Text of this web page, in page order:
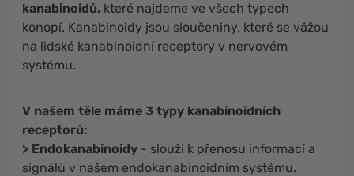
kanabinoidů, které najdeme ve všech typech
konopí. Kanabinoidy jsou sloučeniny, které se vážou
na lidské kanabinoidní receptory v nervovém
systému.
V našem těle máme 3 typy kanabinoidních
receptorů:
> Endokanabinoidy - slouží k přenosu informací a
signálů v našem endokanabinoidním systému.